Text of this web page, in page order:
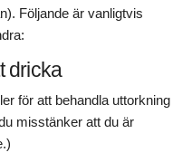
Följande är vanligtvis
dricka
för att behandla uttorkning
misstänker att du är